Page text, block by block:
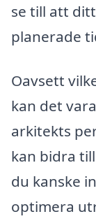
se till att
planerade
Oavsett
kan det
arkitekts
kan bidra
du kanske
optimera